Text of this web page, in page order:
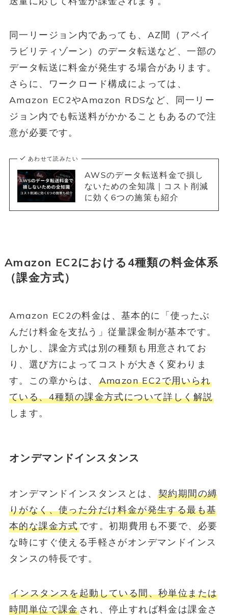
同一リージョン内であっても、AZ間（アベイ
ラビリティゾーン）のデータ転送など、一部の
データ転送に料金が発生する場合があります。
さらに、ワークロード構成によっては、
Amazon EC2やAmazon RDSなど、同一リー
ジョン内でも転送料がかかることもあるので注
意が必要です。
あわせて読みたい
AWSのデータ転送料金で損し
ないための全知識｜コスト削減
に効く6つの施策も紹介
Amazon EC2における4種類の料金体系
（課金方式）
Amazon EC2の料金は、基本的に「使ったぶ
んだけ料金を支払う」従量課金制が基本です。
しかし、課金方式は別の種類も用意されてお
り、選び方によってコストが大きく変わりま
す。この章からは、 Amazon EC2で用いられ
ている、4種類の課金方式について詳しく解説
します。
オンデマンドインスタンス
オンデマンドインスタンスとは、 契約期間の縛
りがなく、使った分だけ料金が発生する最も基
本的な課金方式です。初期費用も不要で、必要
な時にすぐ使える手軽さがオンデマンドインス
タンスの特長です。
インスタンスを起動している間、秒単位または
時間単位で課金され、停止すれば料金は課金さ